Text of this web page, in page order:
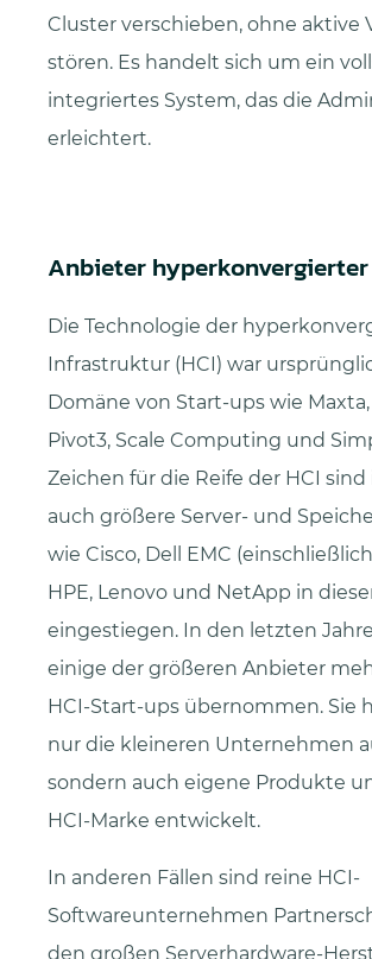
Cluster verschieben, ohne aktive
stören. Es handelt sich um ein
integriertes System, das die
erleichtert.
Anbieter
Die Technologie der
Infrastruktur (HCI) war
Domäne von Start-ups wie
Pivot3, Scale Computing und
Zeichen für die Reife der HCI
auch größere Server- und
wie Cisco, Dell EMC
HPE, Lenovo und NetApp in
eingestiegen. In den letzten
einige der größeren Anbieter
HCI-Start-ups übernommen. Sie
nur die kleineren Unternehmen
sondern auch eigene Produkte
HCI-Marke entwickelt.
In anderen Fällen sind reine HCI-
Softwareunternehmen
den großen Serverhardware-